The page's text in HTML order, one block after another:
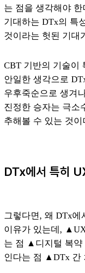
는 점을 생각해야
기대하는 DTx의 특
것이라는 헛된 기대
CBT 기반의 기술이
안일한 생각으로
우후죽순으로 생겨
진정한 승자는 극소
추해볼 수 있는 것이
DTx에서 특히
그렇다면, 왜 DTx에
이유가 있는데,
는 점 ▲디지털 복약
인다는 점 ▲DTx 간